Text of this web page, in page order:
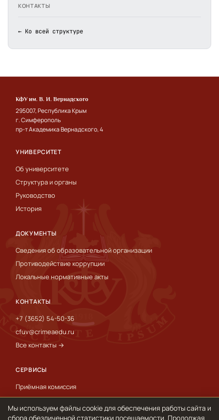
КОНТАКТЫ
← Ко всей структуре
КФУ им. В. И. Вернадского
295007, Республика Крым
г. Симферополь
пр-т Академика Вернадского, 4
УНИВЕРСИТЕТ
Об университете
Структура и органы
Руководство
История
ДОКУМЕНТЫ
Сведения об образовательной организации
Противодействие коррупции
Локальные нормативные акты
КОНТАКТЫ
+7 (3652) 54-50-36
cfuv@crimeaedu.ru
Все контакты →
СЕРВИСЫ
Приёмная комиссия
Пресс-служба
International
Мы используем файлы cookie для обеспечения работы сайта и
сбора обезличенной статистики посещаемости. Продолжая